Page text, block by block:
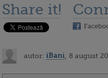
Share it!
autor: iBani , 8 august